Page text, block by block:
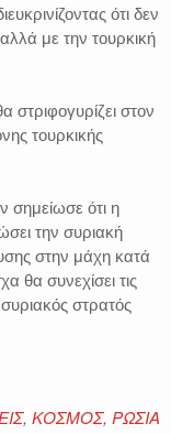
ότι δεν
με την τουρκική
στριφογυρίζει στον
τουρκικής
σημείωσε ότι η
την συριακή
στην μάχη κατά
θα συνεχίσει τις
στρατός
, ΚΟΣΜΟΣ, ΡΩΣΙΑ